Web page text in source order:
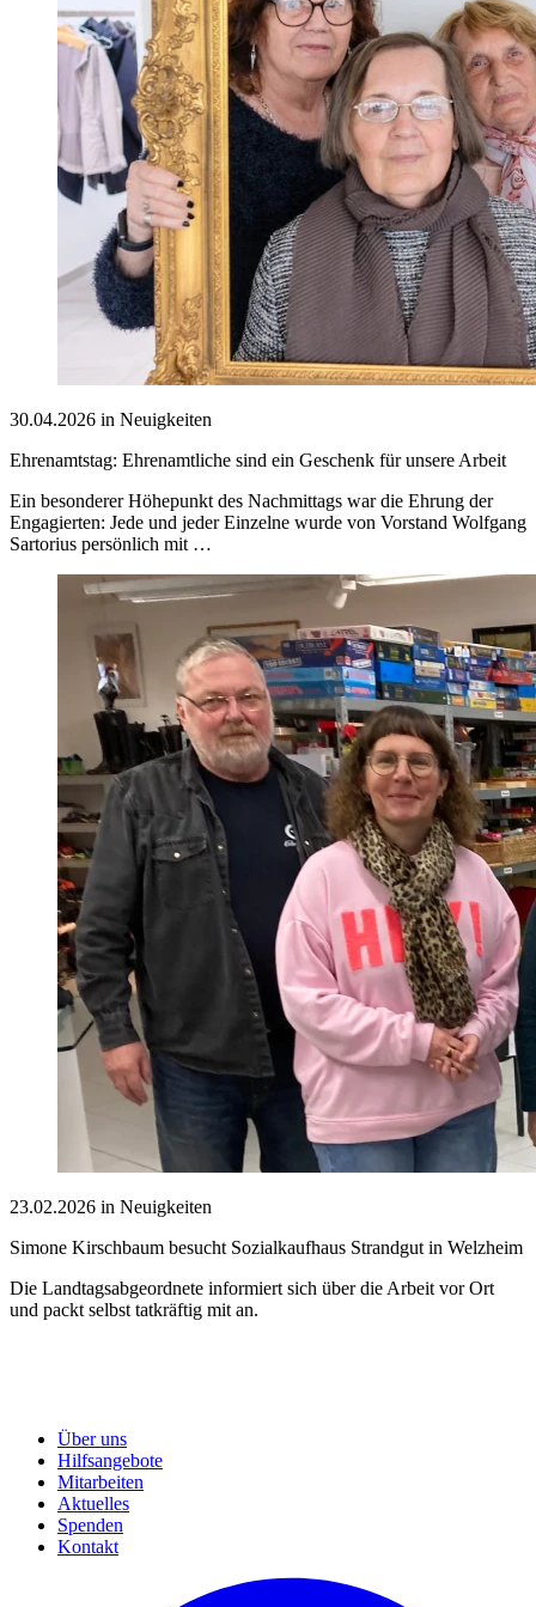
30.04.2026 in Neuigkeiten
Ehrenamtstag: Ehrenamtliche sind ein Geschenk für unsere Arbeit
Ein besonderer Höhepunkt des Nachmittags war die Ehrung der
Engagierten: Jede und jeder Einzelne wurde von Vorstand Wolfgang
Sartorius persönlich mit …
23.02.2026 in Neuigkeiten
Simone Kirschbaum besucht Sozialkaufhaus Strandgut in Welzheim
Die Landtagsabgeordnete informiert sich über die Arbeit vor Ort
und packt selbst tatkräftig mit an.
Über uns
Hilfsangebote
Mitarbeiten
Aktuelles
Spenden
Kontakt